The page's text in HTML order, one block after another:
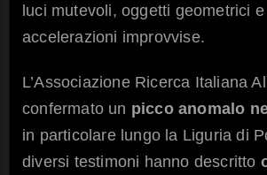
luci mutevoli, oggetti geometrici
accelerazioni improvvise.
L’Associazione Ricerca Italiana
confermato un picco anomalo
in particolare lungo la Liguria di
diversi testimoni hanno descritto